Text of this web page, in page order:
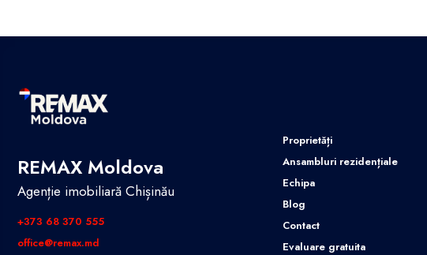
REMAX Moldova
Agenție imobiliară Chișinău
+373 68 370 555
office@remax.md
Proprietăți
Ansambluri rezidențiale
Echipa
Blog
Contact
Evaluare gratuita